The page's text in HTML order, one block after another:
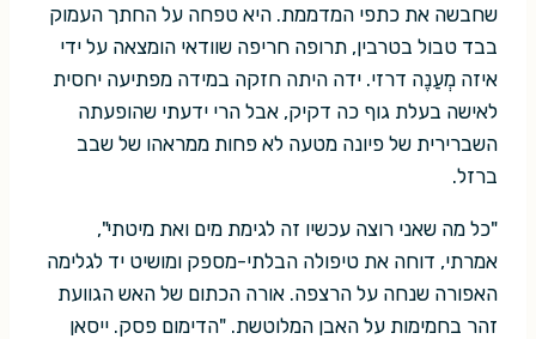
שחבשה את כתפי המדממת. היא טפחה על החתך העמוק
בבד טבול בטרבין, תרופה חריפה שוודאי הומצאה על ידי
איזה מְעַנֶה דרזי. ידה היתה חזקה במידה מפתיעה יחסית
לאישה בעלת גוף כה דקיק, אבל הרי ידעתי שהופעתה
השברירית של פיונה מטעה לא פחות ממראהו של שבב
ברזל.
"כל מה שאני רוצה עכשיו זה לגימת מים ואת מיטתי",
אמרתי, דוחה את טיפולה הבלתי-מספק ומושיט יד לגלימה
האפורה שנחה על הרצפה. אורה הכתום של האש הגוועת
זהר בחמימות על האבן המלוטשת. "הדימום פסק. ייסאן